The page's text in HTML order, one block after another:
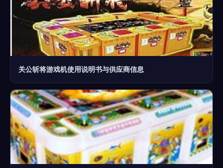
关公斩将游戏机使用说明书与供应商信息